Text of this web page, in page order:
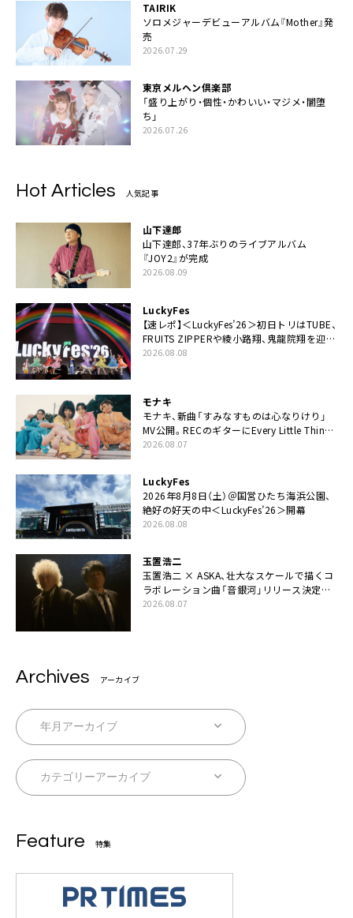
TAIRIK
ソロメジャーデビューアルバム『Mother』発
売
2026.07.29
東京メルヘン倶楽部
「盛り上がり・個性・かわいい・マジメ・闇堕
ち」
2026.07.26
Hot Articles 人気記事
山下達郎
山下達郎、37年ぶりのライブアルバム
『JOY2』が完成
2026.08.09
LuckyFes
【速レポ】＜LuckyFes’26＞初日トリはTUBE、
FRUITS ZIPPERや綾小路翔、鬼龍院翔を迎え
た豪華コラボも「知ってたらぜひ一緒に歌っ
2026.08.08
モナキ
モナキ、新曲「すみなすものは心なりけり」
MV公開。RECのギターにEvery Little Thing・
伊藤一朗参加も
2026.08.07
LuckyFes
2026年8月8日（土）＠国営ひたち海浜公園、
絶好の好天の中＜LuckyFes’26＞開幕
2026.08.08
玉置浩二
玉置浩二 × ASKA、壮大なスケールで描くコ
ラボレーション曲「音銀河」リリース決定。
カップリングには新曲「命の宿り」収録も
2026.08.07
Archives アーカイブ
Feature 特集